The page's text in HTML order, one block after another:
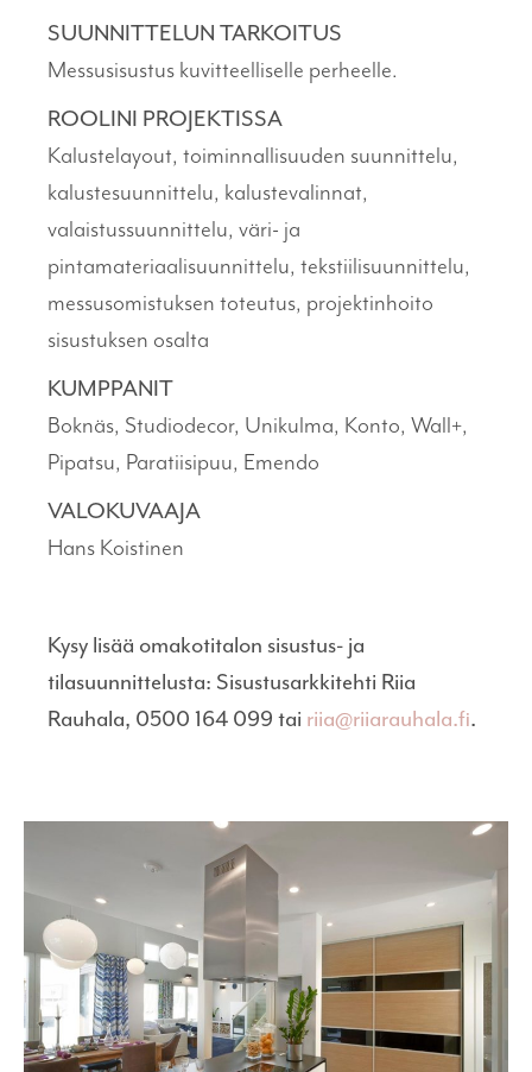
SUUNNITTELUN TARKOITUS
Messusisustus kuvitteelliselle perheelle.
ROOLINI PROJEKTISSA
Kalustelayout, toiminnallisuuden suunnittelu,
kalustesuunnittelu, kalustevalinnat,
valaistussuunnittelu, väri- ja
pintamateriaalisuunnittelu, tekstiilisuunnittelu,
messusomistuksen toteutus, projektinhoito
sisustuksen osalta
KUMPPANIT
Boknäs, Studiodecor, Unikulma, Konto, Wall+,
Pipatsu, Paratiisipuu, Emendo
VALOKUVAAJA
Hans Koistinen
Kysy lisää omakotitalon sisustus- ja
tilasuunnittelusta: Sisustusarkkitehti Riia
Rauhala, 0500 164 099 tai riia@riiarauhala.fi.